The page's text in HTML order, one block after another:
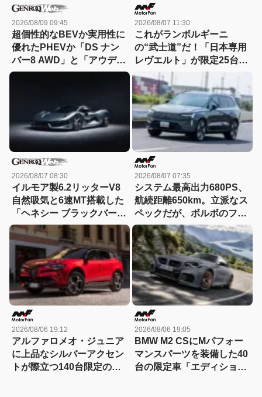
2026/08/09 09:45
超個性的なBEVか実用性に
優れたPHEVか「DS ナン
バー8 AWD」と「アウディ
A5 eハイブリッド」を比較
2026/08/07 11:30
これがランボルギーニ
の“武士道”だ！「日本専用
レヴエルト」が限定25台で
誕生!! その理由とは……？
2026/08/07 08:30
イルモア製6.2リッターV8
自然吸気と6速MT搭載した
「ヘネシー ブラックバー
ド」がデビュー【動画】
2026/08/07 07:35
システム最高出力680PS、
航続距離650km。立派なス
ペックだが、ボルボのフラ
ッグシップSUVの本当の魅
力は数字以外にあった！
【ボルボEX90試乗】
2026/08/06 19:12
アルファロメオ・ジュニア
に上品なシルバーアクセン
トが際立つ140台限定の
2026/08/06 19:05
BMW M2 CSにMパフォー
マンスパーツを装備した40
台の限定車「エディショ